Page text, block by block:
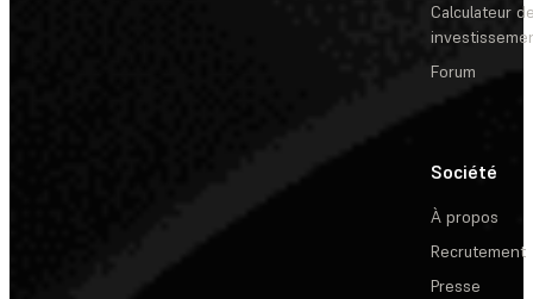
Calculateur
Forum
Société
À propos
Recrutement
Presse